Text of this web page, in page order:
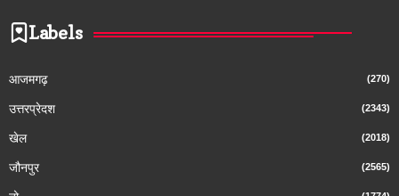
Labels
आजमगढ़ (270)
उत्तरप्रेदश (2343)
खेल (2018)
जौनपुर (2565)